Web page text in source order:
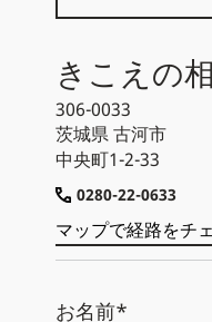
きこえの
306-0033
茨城県古河市
中央町1-2-33
0280-22-0633
マップで経路をチ
お名前*